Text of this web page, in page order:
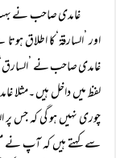
غامدی صاحب نے بہت
اور ’السارقۃ‘کا اطلاق
غامدی صاحب نے
لفظ میں داخل ہیں ۔مثلا
چوری نہیں ہو گی کہ جس پر
سے کہتے ہیں کہ آپ نے